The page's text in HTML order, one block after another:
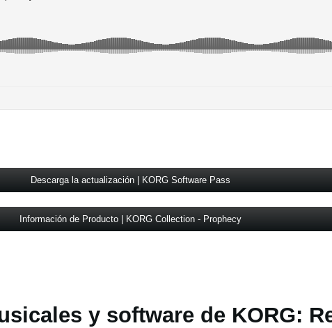
Descarga la actualización | KORG Software Pass
Información de Producto | KORG Collection - Prophecy
y software de KORG: